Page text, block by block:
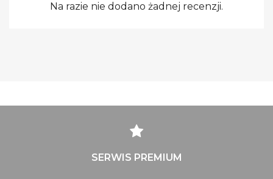
Na razie nie dodano żadnej recenzji.
SERWIS PREMIUM